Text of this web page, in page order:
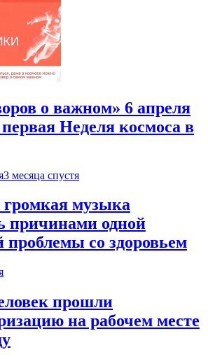
о важном» 6 апреля
Неделя космоса в
3 месяца спустя
музыка
причинами одной
проблемы со здоровьем
прошли
на рабочем месте